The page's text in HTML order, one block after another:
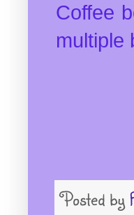
Coffee
multiple
Posted by